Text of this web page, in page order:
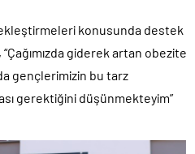
konusunda destek
giderek artan obezite
gençlerimizin bu tarz
gerektiğini düşünmekteyim”